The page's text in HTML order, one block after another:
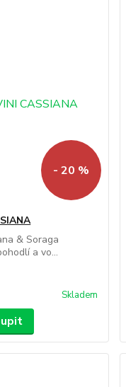
- 20 %
& Soraga
a vo...
Skladem